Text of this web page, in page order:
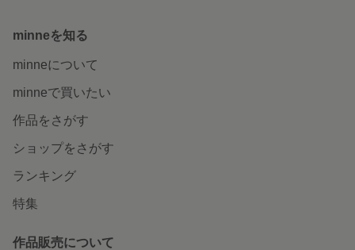
minneを知る
minneについて
minneで買いたい
作品をさがす
ショップをさがす
ランキング
特集
作品販売について